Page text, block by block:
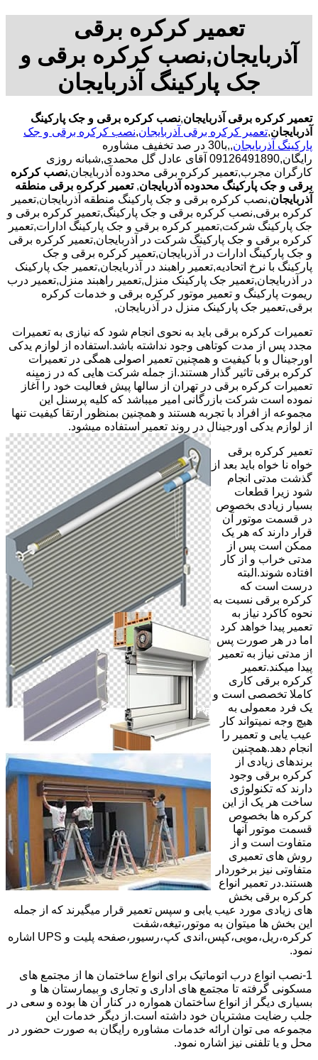
تعمیر کرکره برقی
آذربایجان,نصب کرکره برقی و
جک پارکینگ آذربایجان
تعمیر کرکره برقی آذربایجان,نصب کرکره برقی و جک پارکینگ
آذربایجان,تعمیر کرکره برقی آذربایجان,نصب کرکره برقی و جک
پارکینگ آذربایجان
,,با30 در صد تخفیف مشاوره
رایگان,09126491890 آقای عادل گل محمدی,شبانه روزی
کارگران مجرب,تعمیر کرکره برقی محدوده آذربایجان,نصب کرکره
برقی و جک پارکینگ محدوده آذربایجان, تعمیر کرکره برقی منطقه
آذربایجان,نصب کرکره برقی و جک پارکینگ منطقه آذربایجان,تعمیر
کرکره برقی,نصب کرکره برقی و جک پارکینگ,تعمیر کرکره برقی و
جک پارکینگ شرکت,تعمیر کرکره برقی و جک پارکینگ ادارات,تعمیر
کرکره برقی و جک پارکینگ شرکت در آذربایجان,تعمیر کرکره برقی
و جک پارکینگ ادارات در آذربایجان,تعمیر کرکره برقی و جک
پارکینگ با نرخ اتحادیه,تعمیر راهبند در آذربایجان,تعمیر جک پارکینک
در آذربایجان,تعمیر جک پارکینک منزل,تعمیر راهبند منزل,تعمیر درب
ریموت پارکینگ و تعمیر موتور کرکره برقی و خدمات کرکره
برقی,تعمیر جک پارکینک منزل در آذربایجان,
تعمیرات کرکره برقی باید به نحوی انجام شود که نیازی به تعمیرات
مجدد پس از مدت کوتاهی وجود نداشته باشد.استفاده از لوازم یدکی
اورجینال و با کیفیت و همچنین تعمیر اصولی همگی در تعمیرات
کرکره برقی تاثیر گذار هستند.از جمله شرکت هایی که در زمینه
تعمیرات کرکره برقی در تهران از سالها پیش فعالیت خود را آغاز
نموده است شرکت بازرگانی امیر میباشد که کلیه پرسنل این
مجموعه از افراد با تجربه هستند و همچنین بمنظور ارتقا کیفیت تنها
از لوازم یدکی اورجینال در روند تعمیر استفاده میشود.
تعمیر کرکره برقی
خواه نا خواه باید بعد از
گذشت مدتی انجام
شود زیرا قطعات
بسیار زیادی بخصوص
در قسمت موتور آن
قرار دارند که هر یک
ممکن است پس از
مدتی خراب و از کار
افتاده شوند.البته
درست است که
کرکره برقی نسبت به
نحوه کاکرد نیاز به
تعمیر پیدا خواهد کرد
اما در هر صورت پس
از مدتی نیاز به تعمیر
پیدا میکند.تعمیر
کرکره برقی کاری
کاملا تخصصی است و
یک فرد معمولی به
هیچ وجه نمیتواند کار
عیب یابی و تعمیر را
انجام دهد.همچنین
برندهای زیادی از
کرکره برقی وجود
دارند که تکنولوژی
ساخت هر یک از این
کرکره ها بخصوص
قسمت موتور آنها
متفاوت است و از
روش های تعمیری
متفاوتی نیز برخوردار
هستند.در تعمیر انواع
کرکره برقی بخش
های زیادی مورد عیب یابی و سپس تعمیر قرار میگیرند که از جمله
این بخش ها میتوان به موتور،تیغه،شفت
کرکره،ریل،مویی،کپس،اندی کپ،رسیور،صفحه پلیت و UPS اشاره
نمود.
1-نصب انواع درب اتوماتیک برای انواع ساختمان ها از مجتمع های
مسکونی گرفته تا مجتمع های اداری و تجاری و بیمارستان ها و
بسیاری دیگر از انواع ساختمان همواره در کنار آن ها بوده و سعی در
جلب رضایت مشتریان خود داشته است.از دیگر خدمات این
مجموعه می توان ارائه خدمات مشاوره رایگان به صورت حضور در
محل و یا تلفنی نیز اشاره نمود.